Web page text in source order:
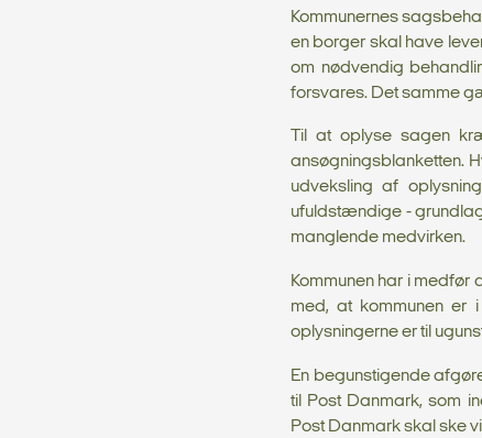
Kommunernes
en borger skal have
om nødvendig
forsvares. Det samme
Til at oplyse sagen
ansøgningsblanketten.
udveksling af
ufuldstændige -
manglende medvirken.
Kommunen har i
med, at kommunen er
oplysningerne er til
En begunstigende
til Post Danmark, som
Post Danmark skal ske